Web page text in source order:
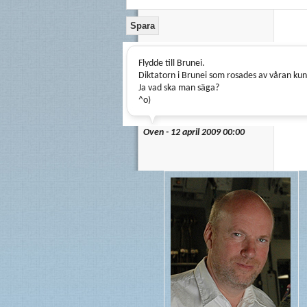
Flydde till Brunei.
Diktatorn i Brunei som rosades av våran
Ja vad ska man säga?
^o)
Oven - 12 april 2009 00:00